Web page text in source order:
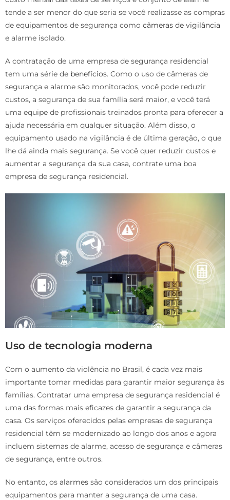
tende a ser menor do que seria se você realizasse as compras
de equipamentos de segurança como câmeras de vigilância
e alarme isolado.
A contratação de uma empresa de segurança residencial
tem uma série de benefícios. Como o uso de câmeras de
segurança e alarme são monitorados, você pode reduzir
custos, a segurança de sua família será maior, e você terá
uma equipe de profissionais treinados pronta para oferecer a
ajuda necessária em qualquer situação. Além disso, o
equipamento usado na vigilância é de última geração, o que
lhe dá ainda mais segurança. Se você quer reduzir custos e
aumentar a segurança da sua casa, contrate uma boa
empresa de segurança residencial.
Uso de tecnologia moderna
Com o aumento da violência no Brasil, é cada vez mais
importante tomar medidas para garantir maior segurança às
famílias. Contratar uma empresa de segurança residencial é
uma das formas mais eficazes de garantir a segurança da
casa. Os serviços oferecidos pelas empresas de segurança
residencial têm se modernizado ao longo dos anos e agora
incluem sistemas de alarme, acesso de segurança e câmeras
de segurança, entre outros.
No entanto, os alarmes são considerados um dos principais
equipamentos para manter a segurança de uma casa.